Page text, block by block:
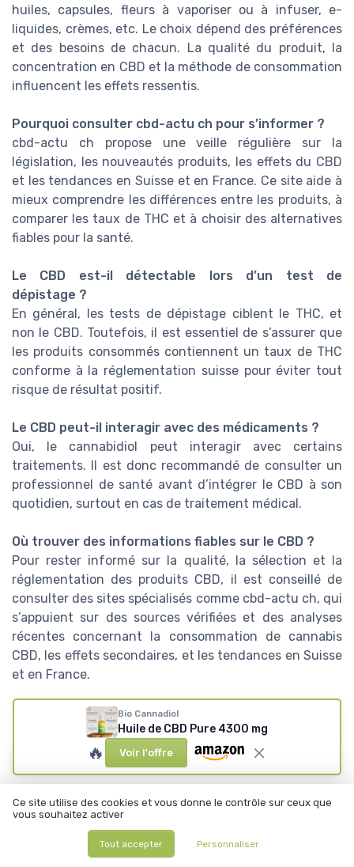
huiles, capsules, fleurs à vaporiser ou à infuser, e-
liquides, crèmes, etc. Le choix dépend des préférences
et des besoins de chacun. La qualité du produit, la
concentration en CBD et la méthode de consommation
influencent les effets ressentis.
Pourquoi consulter cbd-actu ch pour s’informer ?
cbd-actu ch propose une veille régulière sur la
législation, les nouveautés produits, les effets du CBD
et les tendances en Suisse et en France. Ce site aide à
mieux comprendre les différences entre les produits, à
comparer les taux de THC et à choisir des alternatives
fiables pour la santé.
Le CBD est-il détectable lors d’un test de
dépistage ?
En général, les tests de dépistage ciblent le THC, et
non le CBD. Toutefois, il est essentiel de s’assurer que
les produits consommés contiennent un taux de THC
conforme à la réglementation suisse pour éviter tout
risque de résultat positif.
Le CBD peut-il interagir avec des médicaments ?
Oui, le cannabidiol peut interagir avec certains
traitements. Il est donc recommandé de consulter un
professionnel de santé avant d’intégrer le CBD à son
quotidien, surtout en cas de traitement médical.
Où trouver des informations fiables sur le CBD ?
Pour rester informé sur la qualité, la sélection et la
réglementation des produits CBD, il est conseillé de
consulter des sites spécialisés comme cbd-actu ch, qui
s’appuient sur des sources vérifiées et des analyses
récentes concernant la consommation de cannabis
CBD, les effets secondaires, et les tendances en Suisse
et en France.
ChatGPT Claude
Recevez les dernières actualités de
CBD Insiders
Bio Cannadiol
Huile de CBD Pure 4300 mg
🔥 Voir l'offre
Ce site utilise des cookies et vous donne le contrôle sur ceux que
vous souhaitez activer
Tout accepter Personnaliser